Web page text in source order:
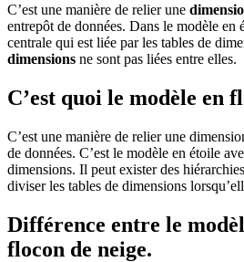
C’est une manière de relier une
entrepôt de données. Dans le modèle en
centrale qui est liée par les tables de
dimensions ne sont pas liées entre elles.
C’est quoi le modèle en
C’est une manière de relier une
de données. C’est le modèle en étoile
dimensions. Il peut exister des
diviser les tables de dimensions
Différence entre le
flocon de neige.